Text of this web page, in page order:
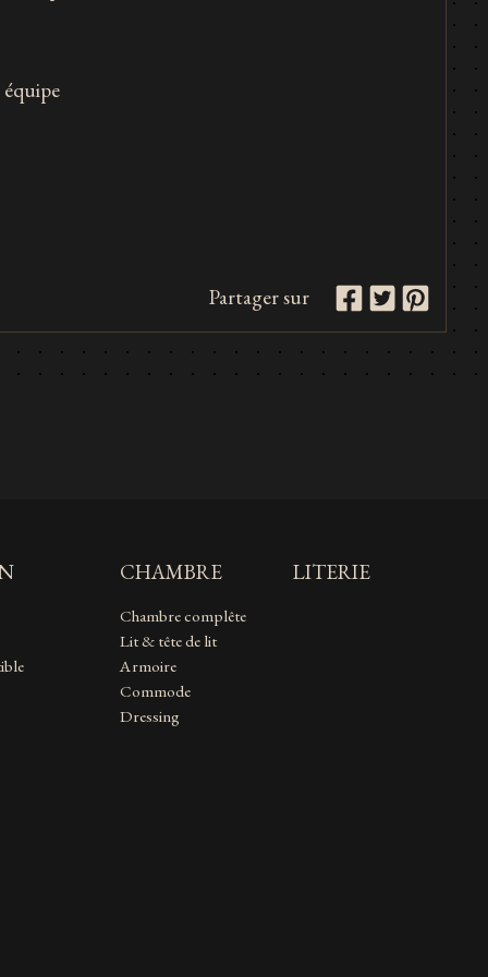
Partager sur
CHAMBRE
Chambre complête
Lit & tête de lit
Armoire
Commode
Dressing
LITERIE